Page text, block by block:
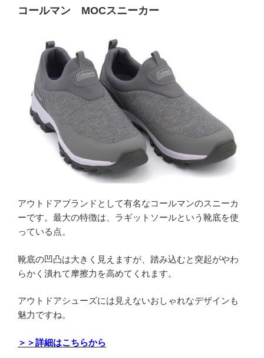
コールマン MOCスニーカー
アウトドアブランドとして有名なコールマンのスニーカ
ーです。最大の特徴は、ラギットソールという靴底を使
っている点。
靴底の凹凸は大きく見えますが、踏み込むと突起がやわ
らかく潰れて摩擦力を高めてくれます。
アウトドアシューズには見えないおしゃれなデザインも
魅力ですね。
＞＞詳細はこちらから